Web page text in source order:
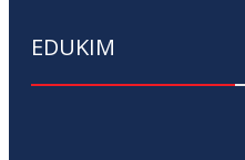
EDUKIM